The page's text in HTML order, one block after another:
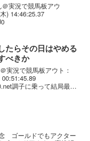
実況で競馬板アウ
) 14:46:25.37
たらその日はやめる
べきか
実況で競馬板アウト：
調子に乗って結局最後
念 ゴールドでもアクター